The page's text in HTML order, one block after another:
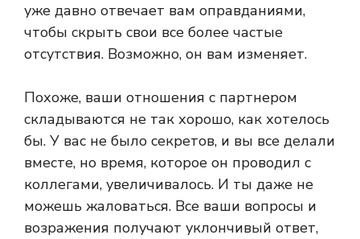
уже давно отвечает вам оправданиями,
чтобы скрыть свои все более частые
отсутствия. Возможно, он вам изменяет.
Похоже, ваши отношения с партнером
складываются не так хорошо, как хотелось
бы. У вас не было секретов, и вы все делали
вместе, но время, которое он проводил с
коллегами, увеличивалось. И ты даже не
можешь жаловаться. Все ваши вопросы и
возражения получают уклончивый ответ,